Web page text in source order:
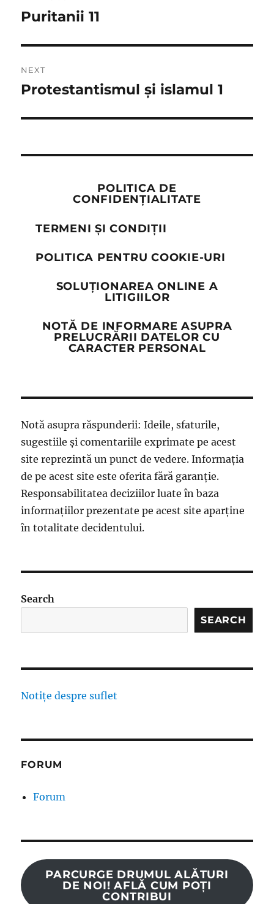
navigation
Previous
Puritanii 11
NEXT
Next
Protestantismul și islamul 1
POLITICA DE
CONFIDENȚIALITATE
TERMENI ȘI CONDIȚII
POLITICA PENTRU COOKIE-URI
SOLUȚIONAREA ONLINE A
LITIGIILOR
NOTĂ DE INFORMARE ASUPRA
PRELUCRĂRII DATELOR CU
CARACTER PERSONAL
Notă asupra răspunderii: Ideile, sfaturile,
sugestiile și comentariile exprimate pe acest
site reprezintă un punct de vedere. Informația
de pe acest site este oferita fără garanție.
Responsabilitatea deciziilor luate în baza
informațiilor prezentate pe acest site aparține
în totalitate decidentului.
Search
SEARCH
Notițe despre suflet
FORUM
Forum
PARCURGE DRUMUL ALĂTURI
DE NOI! AFLĂ CUM POȚI
CONTRIBUI